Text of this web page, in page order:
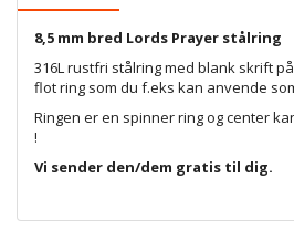
8,5 mm bred Lords Prayer stålring
316L rustfri stålring med blank skrift
flot ring som du f.eks kan anvende
Ringen er en spinner ring og center
!
Vi sender den/dem gratis til dig.